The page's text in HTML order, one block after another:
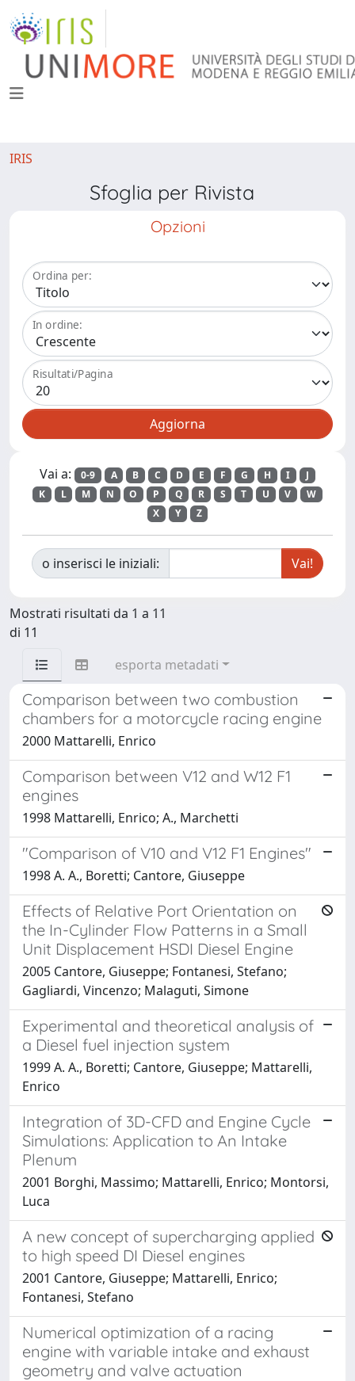
IRIS
Sfoglia per Rivista
Opzioni
Ordina per:
In ordine:
Risultati/Pagina
Vai a: 0-9 A B C D E F G H I
J
K
L M N O P Q R S T U V
W
X
Y Z
o inserisci le iniziali:
Mostrati risultati da 1 a 11
di 11
esporta metadati
Comparison between two combustion
chambers for a motorcycle racing engine
2000 Mattarelli, Enrico
Comparison between V12 and W12 F1
engines
1998 Mattarelli, Enrico; A., Marchetti
"Comparison of V10 and V12 F1 Engines"
1998 A. A., Boretti; Cantore, Giuseppe
Effects of Relative Port Orientation on
the In-Cylinder Flow Patterns in a Small
Unit Displacement HSDI Diesel Engine
2005 Cantore, Giuseppe; Fontanesi, Stefano;
Gagliardi, Vincenzo; Malaguti, Simone
Experimental and theoretical analysis of
a Diesel fuel injection system
1999 A. A., Boretti; Cantore, Giuseppe; Mattarelli,
Enrico
Integration of 3D-CFD and Engine Cycle
Simulations: Application to An Intake
Plenum
2001 Borghi, Massimo; Mattarelli, Enrico; Montorsi,
Luca
A new concept of supercharging applied
to high speed DI Diesel engines
2001 Cantore, Giuseppe; Mattarelli, Enrico;
Fontanesi, Stefano
Numerical optimization of a racing
engine with variable intake and exhaust
geometry and valve actuation